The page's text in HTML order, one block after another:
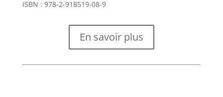
ISBN : 978-2-918519-08-9
En savoir plus